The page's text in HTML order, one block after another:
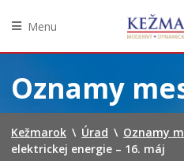
obsah
Menu
Oznamy
Kežmarok \ Úrad \ Oznamy
elektrickej energie – 16. máj